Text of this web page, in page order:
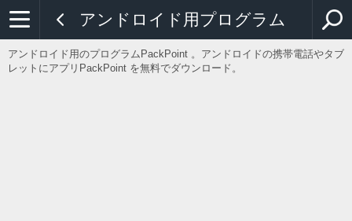
アンドロイド用プログラム
アンドロイド用のプログラムPackPoint 。アンドロイドの携帯電話やタブ
レットにアプリPackPoint を無料でダウンロード。